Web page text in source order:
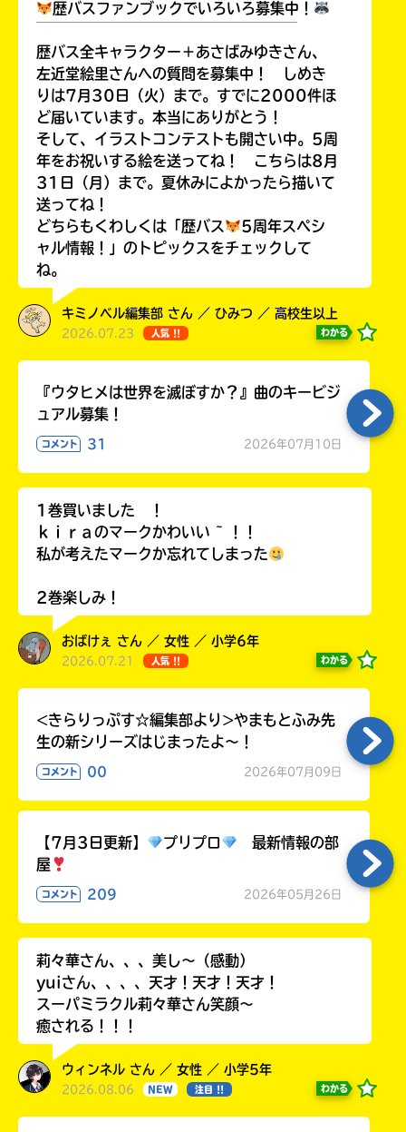
歴バスファンブックでいろいろ募集中！
歴バス全キャラクター＋あさばみゆきさん、
左近堂絵里さんへの質問を募集中！ しめき
りは7月30日（火）まで。すでに2000件ほ
ど届いています。本当にありがとう！
そして、イラストコンテストも開さい中。5周
年をお祝いする絵を送ってね！ こちらは8月
31日（月）まで。夏休みによかったら描いて
送ってね！
どちらもくわしくは「歴バス
5周年スペシ
ャル情報！」のトピックスをチェックして
ね。
キミノベル編集部 さん ／ ひみつ ／ 高校生以上
2026.07.23 人気 !! わかる
『ウタヒメは世界を滅ぼすか？』曲のキービジ
ュアル募集！
コメント 31 2026年07月10日
1巻買いました ！
ｋｉｒａのマークかわいい ~ ！！
私が考えたマークか忘れてしまった
2巻楽しみ！
おばけぇ さん ／ 女性 ／ 小学6年
2026.07.21 人気 !! わかる
<きらりっぷす☆編集部より>やまもとふみ先
生の新シリーズはじまったよ～！
コメント 00 2026年07月09日
【7月3日更新】 プリプロ
最新情報の部
屋
コメント 209 2026年05月26日
莉々華さん、、、美し〜（感動）
yuiさん、、、、天才！天才！天才！
スーパミラクル莉々華さん笑顔〜
癒される！！！
ウィンネル さん ／ 女性 ／ 小学5年
2026.08.06 NEW 注目 !! わかる